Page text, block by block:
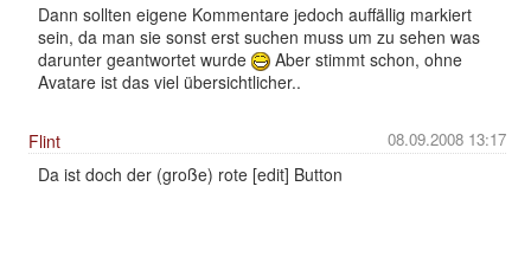
Dann sollten eigene Kommentare jedoch auffällig markiert
sein, da man sie sonst erst suchen muss um zu sehen was
darunter geantwortet wurde
Aber stimmt schon, ohne
Avatare ist das viel übersichtlicher..
08.09.2008 13:17
Flint
Da ist doch der (große) rote [edit] Button